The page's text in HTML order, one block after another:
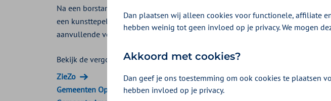
Na een borstamputatie of operatie aan de borst kunt u gebruik maken van een
een kunsttepel die u gebruikt op een borstprothese. Bij Zilveren Kruis krijgt u
aanvullende verzekering.
Bekijk de vergoedingen van:
ZieZo
Gemeenten Optimaal
Dan plaatsen wij alleen cookies voor functionele, affiliate
hebben weinig tot geen invloed op je privacy. We mogen
Akkoord met cookies?
Dan geef je ons toestemming om ook cookies te plaatsen
hebben invloed op je privacy.